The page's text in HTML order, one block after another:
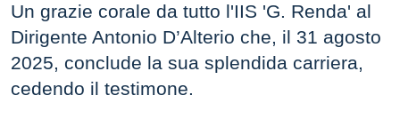
Un grazie corale da tutto l'IIS 'G. Renda' al
Dirigente Antonio D’Alterio che, il 31 agosto
2025, conclude la sua splendida carriera,
cedendo il testimone.